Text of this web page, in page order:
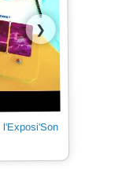
❯
l'Exposi'Son